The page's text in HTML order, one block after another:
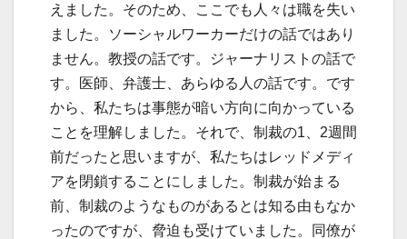
えました。そのため、ここでも人々は職を失い
ました。ソーシャルワーカーだけの話ではあり
ません。教授の話です。ジャーナリストの話で
す。医師、弁護士、あらゆる人の話です。です
から、私たちは事態が暗い方向に向かっている
ことを理解しました。それで、制裁の1、2週間
前だったと思いますが、私たちはレッドメディ
アを閉鎖することにしました。制裁が始まる
前、制裁のようなものがあるとは知る由もなか
ったのですが、脅迫も受けていました。同僚が